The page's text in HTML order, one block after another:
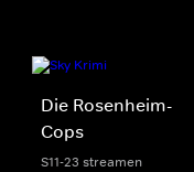
Die Rosenheim-
Cops
S11-23 streamen